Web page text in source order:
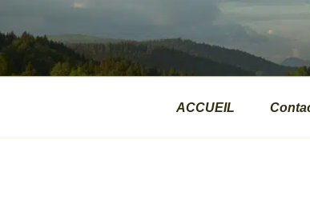
au
contenu
principal
Présentations d'images
ACCUEIL